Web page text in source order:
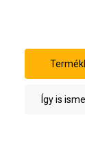
Így is